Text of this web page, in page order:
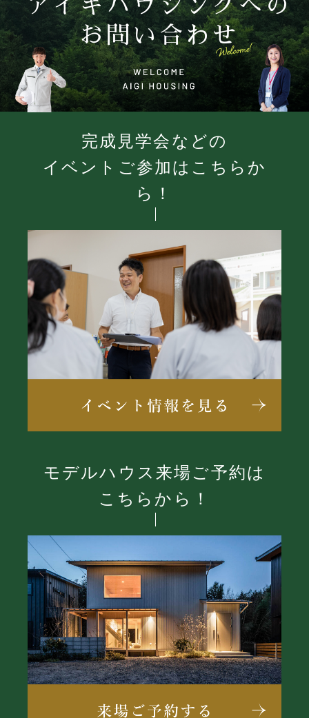
アイギハウジングへの
お問い合わせ
完成見学会などの
イベントご参加はこちらか
ら！
モデルハウス来場ご予約は
こちらから！